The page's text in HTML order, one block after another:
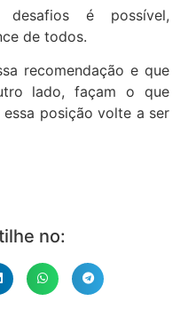
desafios é possível,
de todos.
recomendação e que
lado, façam o que
posição volte a ser
no: